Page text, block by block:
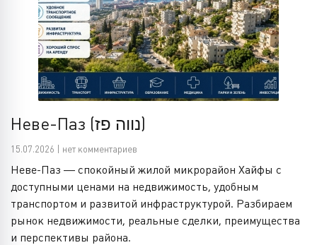
Неве-Паз (נווה פז)
15.07.2026 | нет комментариев
Неве-Паз — спокойный жилой микрорайон Хайфы с
доступными ценами на недвижимость, удобным
транспортом и развитой инфраструктурой. Разбираем
рынок недвижимости, реальные сделки, преимущества
и перспективы района.